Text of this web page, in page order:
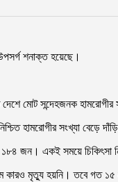
শনাক্ত হয়েছে।
মোট সন্দেহজনক হামরোগীর
হামরোগীর সংখ্যা বেড়ে
১৮৪ জন। একই সময়ে
কারও মৃত্যু হয়নি। তবে